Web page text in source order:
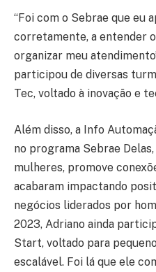
“Foi com o Sebrae que eu
corretamente, a entender
organizar meu
participou de diversas
Tec, voltado à inovação e
Além disso, a Info
no programa Sebrae
mulheres, promove
acabaram impactando
negócios liderados por
2023, Adriano ainda
Start, voltado para
escalável. Foi lá que ele